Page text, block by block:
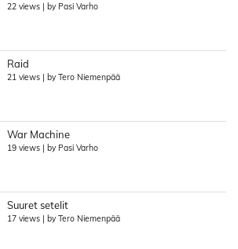
22 views | by Pasi Varho
Raid
21 views | byTero Niemenpää
War Machine
19 views | by Pasi Varho
Suuret setelit
17 views | byTero Niemenpää